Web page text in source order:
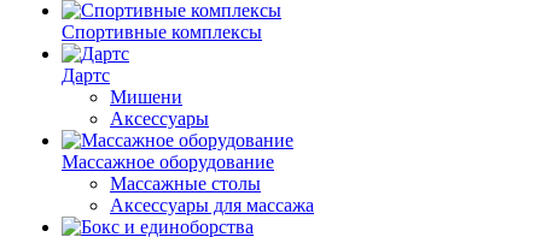
Спортивные комплексы
Дартс
Мишени
Аксессуары
Массажное оборудование
Массажные столы
Аксессуары для массажа